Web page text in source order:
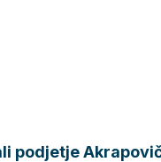
podjetje